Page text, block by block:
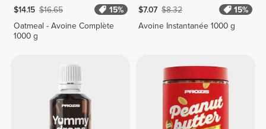
$14.15 $16.65
15%
Oatmeal - Avoine Complète
1000 g
$7.07 $8.32
15%
Avoine Instantanée 1000 g